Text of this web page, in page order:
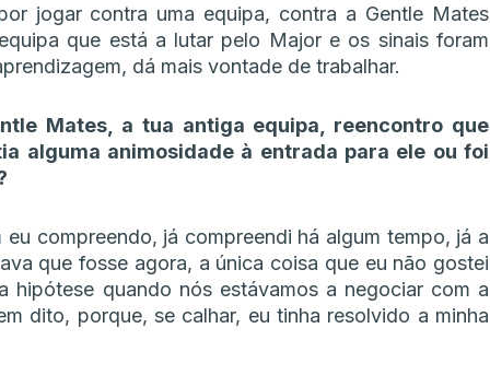
jogar contra uma equipa, contra a Gentle Mates
que está a lutar pelo Major e os sinais foram
dá mais vontade de trabalhar.
Mates, a tua antiga equipa, reencontro que
alguma animosidade à entrada para ele ou foi
compreendo, já compreendi há algum tempo, já a
que fosse agora, a única coisa que eu não gostei
hipótese quando nós estávamos a negociar com a
dito, porque, se calhar, eu tinha resolvido a minha